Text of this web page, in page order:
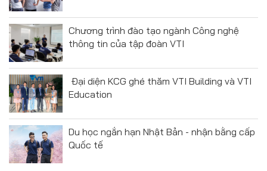
Chương trình đào tạo ngành Công nghệ
thông tin của tập đoàn VTI
Đại diện KCG ghé thăm VTI Building và VTI
Education
Du học ngắn hạn Nhật Bản - nhận bằng cấp
Quốc tế